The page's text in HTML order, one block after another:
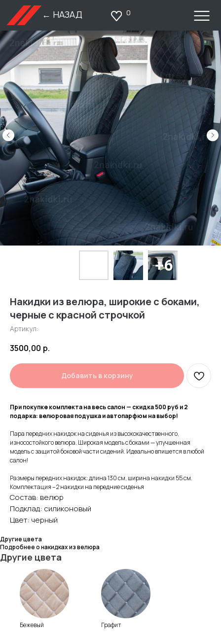
← НАЗАД
Накидки из велюра, широкие с боками,
черные с красной строчкой
Артикул:
3500,00 р.
Добавить в корзину
При покупке комплекта на весь салон — скидка 500 руб и 2
подарка: велюровая подушка и автопарфюм на выбор!
Пара передних накидок на сиденья из высококачественного,
износостойкого велюра. Широкая модель с боками — улучшенная
модель с защитой боковой части сидений. Идеально впишется в любой
салон!
Размеры передних накидок: длина 130 см, ширина накидки 55 см.
Комплектация – 2 накидки на передние сиденья
Состав: велюр
Подклад: силиконовый
Цвет: черный
Другие цвета
Подробнее о накидках из велюра
Другие цвета
Бежевый Графит